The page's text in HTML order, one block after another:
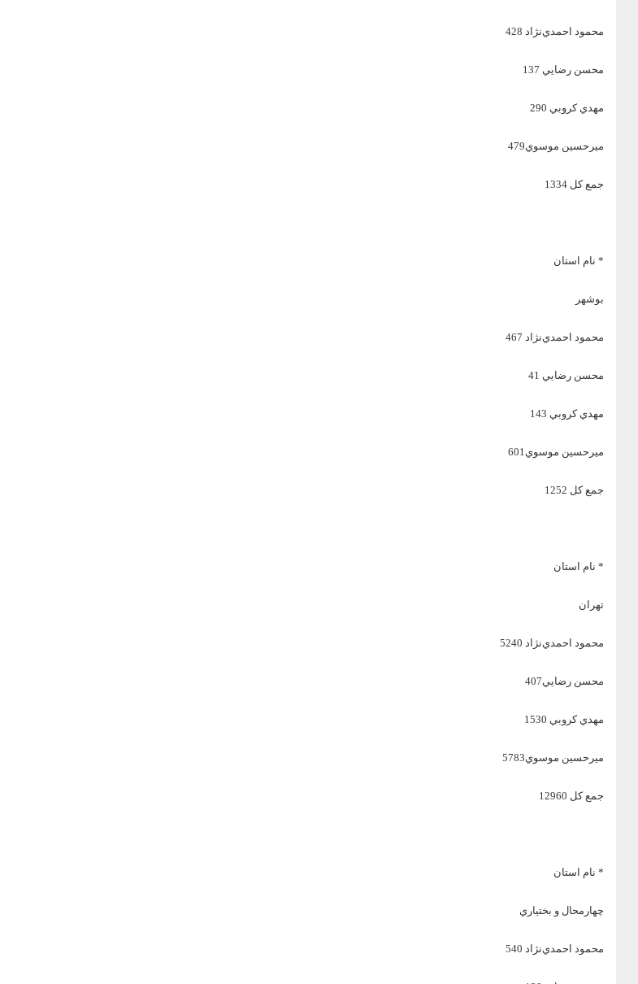
محمود احمدي‌نژاد 428
محسن رضايي 137
مهدي كروبي 290
ميرحسين موسوي479
جمع كل 1334
* نام استان
بوشهر
محمود احمدي‌نژاد 467
محسن رضايي 41
مهدي كروبي 143
ميرحسين موسوي601
جمع كل 1252
* نام استان
تهران
محمود احمدي‌نژاد 5240
محسن رضايي407
مهدي كروبي 1530
ميرحسين موسوي5783
جمع كل 12960
* نام استان
چهارمحال و بختياري
محمود احمدي‌نژاد 540